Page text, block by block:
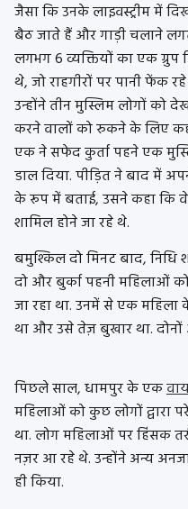
जैसा कि उनके लाइवस्ट्रीम में
बैठ जाते हैं और गाड़ी चलाने
लगभग 6 व्यक्तियों का एक
थे, जो राहगीरों पर पानी फेंक
उन्होंने तीन मुस्लिम लोगों को
करने वालों को रुकने के लिए
एक ने सफेद कुर्ता पहने एक
डाल दिया. पीड़ित ने बाद में
के रूप में बताई, उसने कहा कि
शामिल होने जा रहे थे.
बमुश्किल दो मिनट बाद, निधि
दो और बुर्का पहनी महिलाओं को
जा रहा था. उनमें से एक
था और उसे तेज़ बुखार था.
पिछले साल, धामपुर के एक
महिलाओं को कुछ लोगों द्वारा
था. लोग महिलाओं पर हिंसक
नज़र आ रहे थे. उन्होंने अन्य
ही किया.